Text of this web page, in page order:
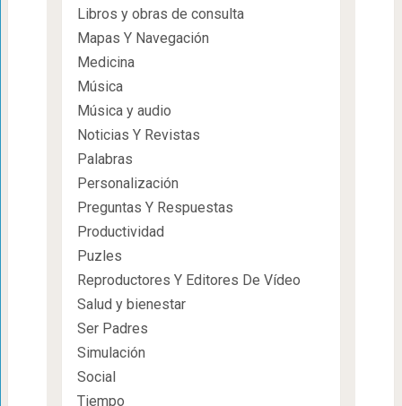
Libros y obras de consulta
Mapas Y Navegación
Medicina
Música
Música y audio
Noticias Y Revistas
Palabras
Personalización
Preguntas Y Respuestas
Productividad
Puzles
Reproductores Y Editores De Vídeo
Salud y bienestar
Ser Padres
Simulación
Social
Tiempo